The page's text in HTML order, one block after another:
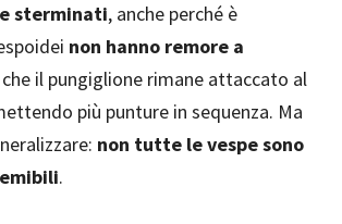
sterminati, anche perché è
non hanno remore a
il pungiglione rimane attaccato al
più punture in sequenza. Ma
non tutte le vespe sono
.